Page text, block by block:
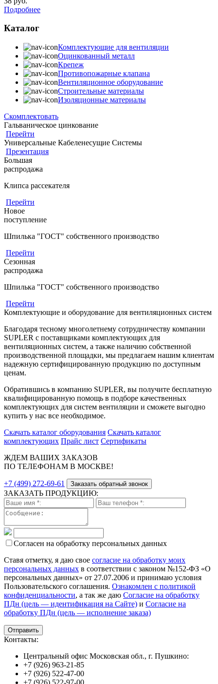
Подробнее
Каталог
Комплектующие для вентиляции
Оцинкованный металл
Крепеж
Противопожарные клапана
Вентиляционное оборудование
Строительные материалы
Изоляционные материалы
Скомплектовать
Гальваническое цинкование
Перейти
Универсальные Кабеленесущие Системы
Презентация
Большая
распродажа
Клипса рассекателя
Перейти
Новое
поступление
Шпилька "ГОСТ" собственного производство
Перейти
Сезонная
распродажа
Шпилька "ГОСТ" собственного производство
Перейти
Комплектующие и оборудование для вентиляционных систем
Благодаря тесному многолетнему сотрудничеству компании
SUPLER с поставщиками комплектующих для
вентиляционных систем, а также наличию собственной
производственной площадки, мы предлагаем нашим клиентам
надежную сертифицированную продукцию по доступным
ценам.
Обратившись в компанию SUPLER, вы получите бесплатную
квалифицированную помощь в подборе качественных
комплектующих для систем вентиляции и сможете выгодно
купить у нас все необходимое.
Скачать каталог оборудования Скачать каталог
комплектующих Прайс лист Сертификаты
ЖДЕМ ВАШИХ ЗАКАЗОВ
ПО ТЕЛЕФОНАМ В МОСКВЕ!
+7 (499) 272-69-61 Заказать обратный звонок
ЗАКАЗАТЬ ПРОДУКЦИЮ:
Согласен на обработку персональных данных
Ставя отметку, я даю свое согласие на обработку моих
персональных данных в соответствии с законом №152-ФЗ «О
персональных данных» от 27.07.2006 и принимаю условия
Пользовательского соглашения. Ознакомлен с политикой
конфиденциальности, а так же даю Согласие на обработку
ПДн (цель — идентификация на Сайте) и Согласие на
обработку ПДн (цель — исполнение заказа)
Контакты:
Центральный офис Московская обл., г. Пушкино:
+7 (926) 963-21-85
+7 (926) 522-47-00